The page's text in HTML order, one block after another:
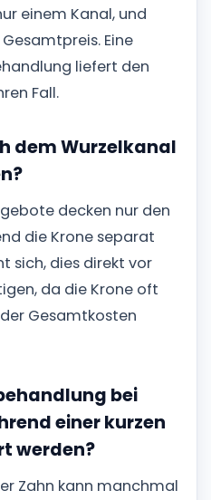
einem Kanal, und
Eine
liefert den
Fall.
dem Wurzelkanal
decken nur den
die Krone separat
sich, dies direkt vor
da die Krone oft
Gesamtkosten
bei
einer kurzen
werden?
Zahn kann manchmal